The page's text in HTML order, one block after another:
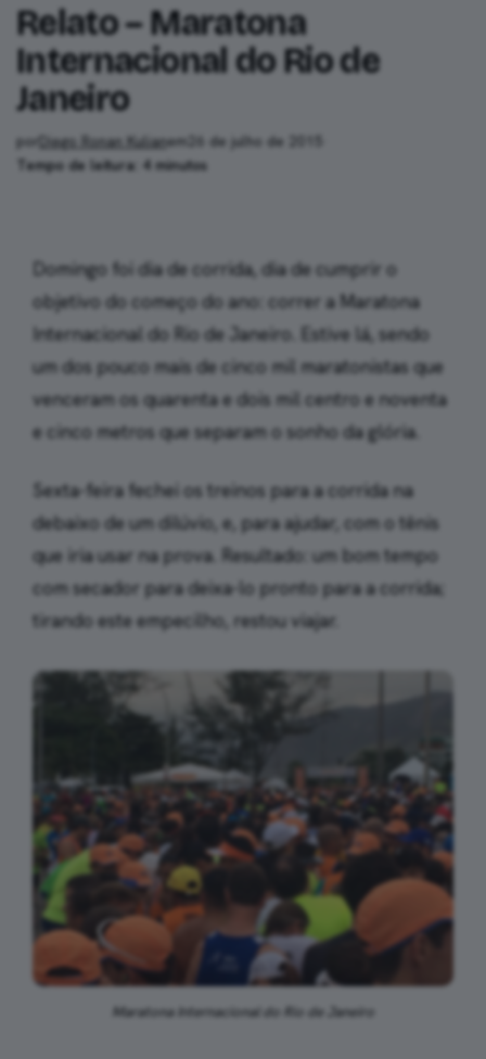
Relato – Maratona
Internacional do Rio de
Janeiro
por Diego Ronan Kulianem 26 de julho de 2015
Tempo de leitura: 4 minutos
Domingo foi dia de corrida, dia de cumprir o
objetivo do começo do ano: correr a Maratona
Internacional do Rio de Janeiro. Estive lá, sendo
um dos pouco mais de cinco mil maratonistas que
venceram os quarenta e dois mil centro e noventa
e cinco metros que separam o sonho da glória.
Sexta-feira fechei os treinos para a corrida na
debaixo de um dilúvio, e, para ajudar, com o tênis
que iria usar na prova. Resultado: um bom tempo
com secador para deixa-lo pronto para a corrida;
tirando este empecilho, restou viajar.
Maratona Internacional do Rio de Janeiro